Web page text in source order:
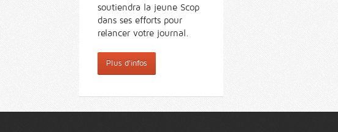
soutiendra la jeune Scop
dans ses efforts pour
relancer votre journal.
Plus d'infos